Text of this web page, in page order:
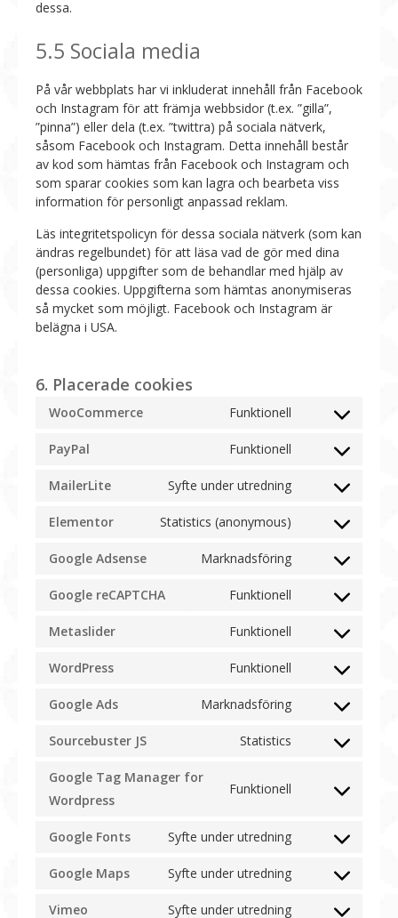
dessa.
5.5 Sociala media
På vår webbplats har vi inkluderat innehåll från Facebook
och Instagram för att främja webbsidor (t.ex. ”gilla”,
”pinna”) eller dela (t.ex. ”twittra) på sociala nätverk,
såsom Facebook och Instagram. Detta innehåll består
av kod som hämtas från Facebook och Instagram och
som sparar cookies som kan lagra och bearbeta viss
information för personligt anpassad reklam.
Läs integritetspolicyn för dessa sociala nätverk (som kan
ändras regelbundet) för att läsa vad de gör med dina
(personliga) uppgifter som de behandlar med hjälp av
dessa cookies. Uppgifterna som hämtas anonymiseras
så mycket som möjligt. Facebook och Instagram är
belägna i USA.
6. Placerade cookies
WooCommerce Funktionell
Consent
service
PayPal Funktionell
Consent
service
MailerLite Syfte under utredning
Consent
service
Elementor Statistics (anonymous)
Consent
service
Google Adsense Marknadsföring
Consent
service
adsense
Google reCAPTCHA Funktionell
Consent
service
recaptcha
Metaslider Funktionell
Consent
service
WordPress Funktionell
Consent
service
Google Ads Marknadsföring
Consent
service
Sourcebuster JS Statistics
Consent
service
Google Tag Manager for
Wordpress
Funktionell
Consent
service
Google Fonts Syfte under utredning
Consent
service
Google Maps Syfte under utredning
Consent
Vimeo Syfte under utredning